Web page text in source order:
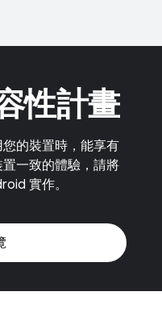
性計畫
的裝置時，能享有
一致的體驗，請將
實作。